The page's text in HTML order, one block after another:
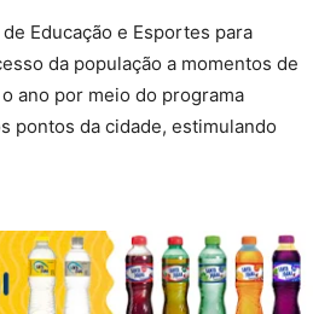
Educação e Esportes para
da população a momentos de
ano por meio do programa
pontos da cidade, estimulando